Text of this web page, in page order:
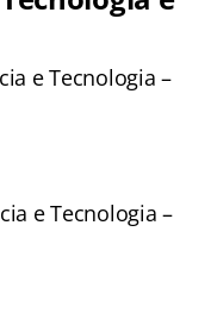
e Tecnologia –
e Tecnologia –